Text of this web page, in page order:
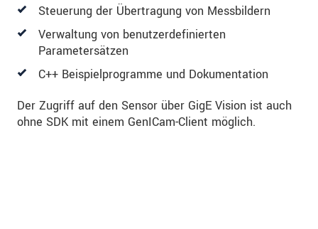
Steuerung der Übertragung von Messbildern
Verwaltung von benutzerdefinierten
Parametersätzen
C++ Beispielprogramme und Dokumentation
Der Zugriff auf den Sensor über GigE Vision ist auch
ohne SDK mit einem GenICam-Client möglich.